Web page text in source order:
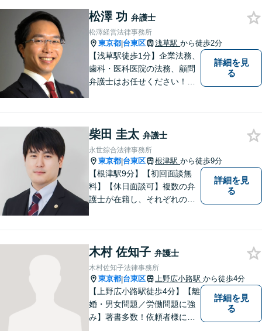
トラブルにも対応。明瞭な弁
護士費用で安心のサポート
を。【休日・夜間相談可能】
松澤 功 弁護士
松澤経営法律事務所
東京都|台東区 浅草駅 から徒歩2分
【浅草駅徒歩1分】企業法務、
歯科・医科医院の法務、顧問
弁護士はお任せください！労
詳細を見
る
柴田 圭太 弁護士
永世綜合法律事務所
東京都|台東区 根津駅 から徒歩9分
【根津駅9分】【初回面談無
料】【休日面談可】複数の弁
護士が在籍し、それぞれの知
り、柔軟かつ現実的な対応を
可能にしています。
詳細を見
る
木村 佐知子 弁護士
木村佐知子法律事務所
東京都|台東区 上野広小路駅 から徒歩4分
【上野広小路駅徒歩4分】【離
婚・男女問題／労働問題に強
み】著書多数！依頼者様に寄
詳細を見
る